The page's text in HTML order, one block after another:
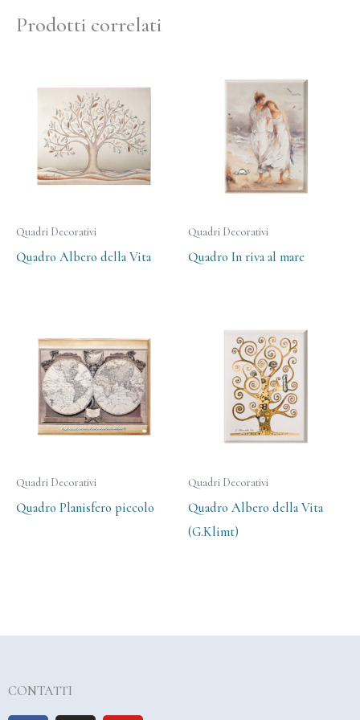
Prodotti correlati
Quadri Decorativi
Quadro Albero della Vita
Quadri Decorativi
Quadro In riva al mare
Quadri Decorativi
Quadro Planisfero piccolo
Quadri Decorativi
Quadro Albero della Vita
(G.Klimt)
CONTATTI